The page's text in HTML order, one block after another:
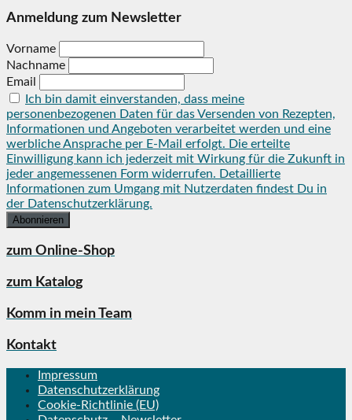
Anmeldung zum Newsletter
Vorname
Nachname
Email
Ich bin damit einverstanden, dass meine
personenbezogenen Daten für das Versenden von Rezepten,
Informationen und Angeboten verarbeitet werden und eine
werbliche Ansprache per E-Mail erfolgt. Die erteilte
Einwilligung kann ich jederzeit mit Wirkung für die Zukunft in
jeder angemessenen Form widerrufen. Detaillierte
Informationen zum Umgang mit Nutzerdaten findest Du in
der Datenschutzerklärung.
zum Online-Shop
zum Katalog
Komm in mein Team
Kontakt
Impressum
Datenschutzerklärung
Cookie-Richtlinie (EU)